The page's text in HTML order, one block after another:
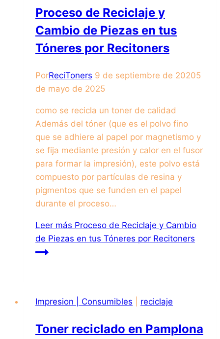
Proceso de Reciclaje y
Cambio de Piezas en tus
Tóneres por Recitoners
PorReciToners 9 de septiembre de 20205
de mayo de 2025
como se recicla un toner de calidad
Además del tóner (que es el polvo fino
que se adhiere al papel por magnetismo y
se fija mediante presión y calor en el fusor
para formar la impresión), este polvo está
compuesto por partículas de resina y
pigmentos que se funden en el papel
durante el proceso…
Leer más Proceso de Reciclaje y Cambio
de Piezas en tus Tóneres por Recitoners
Impresion | Consumibles reciclaje
Toner reciclado en Pamplona